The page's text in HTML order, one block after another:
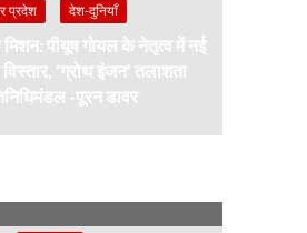
प्रदेश देश-दुनियाँ
मिशन: पीयूष गोयल के नेतृत्व में नई
‘ग्रोथ इंजन’ तलाशता
-पूरन डावर